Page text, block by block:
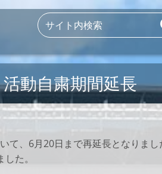
動自粛期間延長
て、6月20日まで再延長となりまし
た。